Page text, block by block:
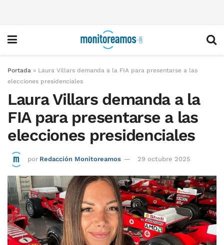
Portada » Laura Villars demanda a la FIA para presentarse a las
elecciones presidenciales
Laura Villars demanda a la
FIA para presentarse a las
elecciones presidenciales
por Redacción Monitoreamos 29 octubre 2025